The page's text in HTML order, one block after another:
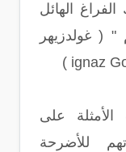
الهائل
" ( غولدزيهر
ignaz
على
للأضرحة